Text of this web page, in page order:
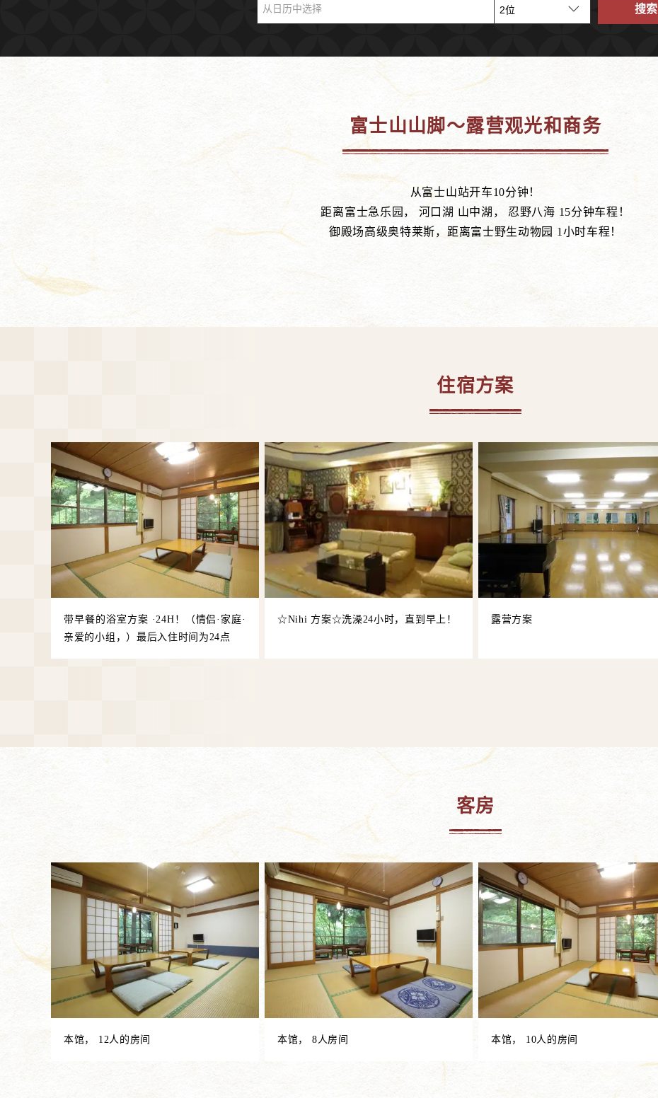
从日历中选择 搜索
富士山山脚～露营观光和商务
从富士山站开车10分钟！
距离富士急乐园， 河口湖 山中湖， 忍野八海 15分钟车程！
御殿场高级奥特莱斯，距离富士野生动物园 1小时车程！
住宿方案
带早餐的浴室方案 ·24H！（情侣·家庭·
亲爱的小组，）最后入住时间为24点
☆Nihi 方案☆洗澡24小时，直到早上！ 露营方案
客房
本馆， 12人的房间 本馆， 8人房间 本馆， 10人的房间